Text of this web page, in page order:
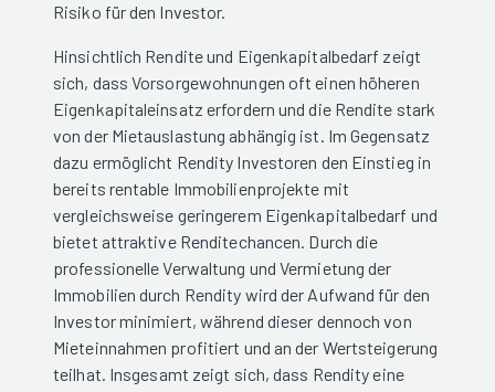
Risiko für den Investor.
Hinsichtlich Rendite und Eigenkapitalbedarf zeigt
sich, dass Vorsorgewohnungen oft einen höheren
Eigenkapitaleinsatz erfordern und die Rendite stark
von der Mietauslastung abhängig ist. Im Gegensatz
dazu ermöglicht Rendity Investoren den Einstieg in
bereits rentable Immobilienprojekte mit
vergleichsweise geringerem Eigenkapitalbedarf und
bietet attraktive Renditechancen. Durch die
professionelle Verwaltung und Vermietung der
Immobilien durch Rendity wird der Aufwand für den
Investor minimiert, während dieser dennoch von
Mieteinnahmen profitiert und an der Wertsteigerung
teilhat. Insgesamt zeigt sich, dass Rendity eine